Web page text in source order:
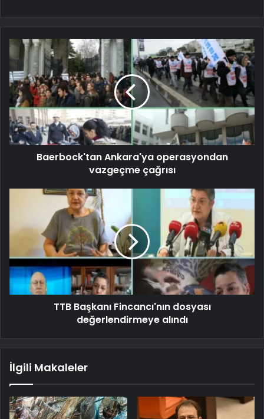
Baerbock'tan Ankara'ya operasyondan
vazgeçme çağrısı
TTB Başkanı Fincancı'nın dosyası
değerlendirmeye alındı
İlgili Makaleler